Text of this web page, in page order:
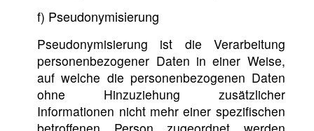
f) Pseudonymisierung
Pseudonymisierung ist die Verarbeitung
personenbezogener Daten in einer Weise,
auf welche die personenbezogenen Daten
ohne Hinzuziehung zusätzlicher
Informationen nicht mehr einer spezifischen